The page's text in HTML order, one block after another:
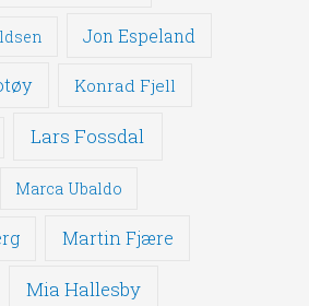
Jon Espeland
Konrad Fjell
Lars Fossdal
Marca Ubaldo
Martin Fjære
Mia Hallesby